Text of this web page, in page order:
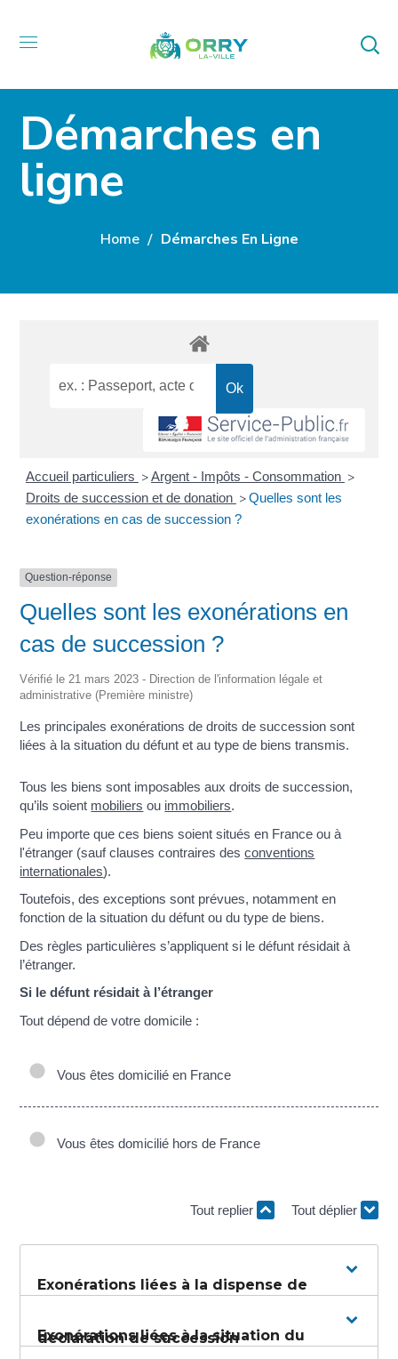
Démarches en
ligne
Home Démarches En Ligne
Accueil particuliers >Argent - Impôts - Consommation >
Droits de succession et de donation >Quelles sont les
exonérations en cas de succession ?
Question-réponse
Quelles sont les exonérations en
cas de succession ?
Vérifié le 21 mars 2023 - Direction de l'information légale et
administrative (Première ministre)
Les principales exonérations de droits de succession sont
liées à la situation du défunt et au type de biens transmis.
Tous les biens sont imposables aux droits de succession,
qu’ils soient mobiliers ou immobiliers.
Peu importe que ces biens soient situés en France ou à
l'étranger (sauf clauses contraires desconventions
internationales).
Toutefois, des exceptions sont prévues, notamment en
fonction de la situation du défunt ou du type de biens.
Des règles particulières s’appliquent si le défunt résidait à
l’étranger.
Si le défunt résidait à l’étranger
Tout dépend de votre domicile :
Vous êtes domicilié en France
Vous êtes domicilié hors de France
Tout replier Tout déplier
Exonérations liées à la dispense de
déclaration de succession
Exonérations liées à la situation du